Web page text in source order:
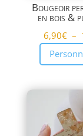
Bougeoir
en bois &
6,90€ –